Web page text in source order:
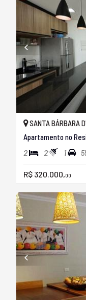
SANTA BÁRBARA
Apartamento no
2 2 1
R$ 320.000,00